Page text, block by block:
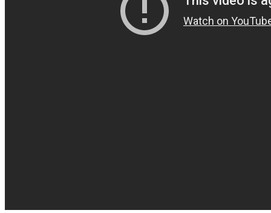
Die neue Kalender-Saison startet